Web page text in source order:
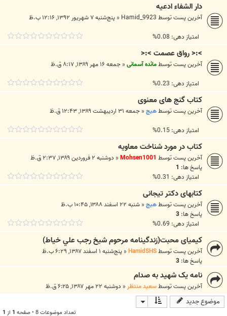
دار الشفاء ادعیه
آخرین پست توسط Hamid_9923
« پنج‌شنبه ۷ شهریور ۱۳۹۲, ۱۲:۱۶ ب.ظ
امتیاز دهی: 0.08%
>:< رواق عصمت >:<
آخرین پست توسطمائده آسمانی « جمعه ۱۶ مهر ۱۳۸۹, ۸:۱۷ ق.ظ
امتیاز دهی: 0.23%
کتاب گنج های معنوی
آخرین پست توسطهیچ « جمعه ۳۱ اردیبهشت ۱۳۸۹, ۱۲:۴۳ ق.ظ
امتیاز دهی: 0.15%
کتاب در مورد شناخت معاویه
آخرین پست توسط Mohsen1001
« دوشنبه ۲ فروردین ۱۳۸۹, ۲:۳۷ ق.ظ
پاسخ ها: 1
امتیاز دهی: 0.31%
کتابهای دکتر تیجانی
آخرین پست توسطهیچ « شنبه ۲۲ اسفند ۱۳۸۸, ۱۰:۴۵ ب.ظ
پاسخ ها: 3
امتیاز دهی: 0.69%
کیمیای محبت(زندگينامه مرحوم شيخ رجب علي خياط)
آخرین پست توسطHamidSHS
« پنج‌شنبه ۱ اسفند ۱۳۸۷, ۶:۲۹ ب.ظ
پاسخ ها: 3
نامه یک شهید به صدام
آخرین پست توسطسعید منتظر « دوشنبه ۲۲ مهر ۱۳۸۷, ۶:۲۵ ق.ظ
موضوع جدید
تعداد موضوعات 8 • صفحه 1 از 1